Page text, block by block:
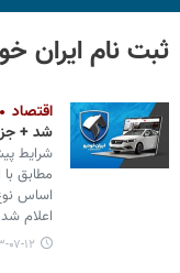
ثبت نام ایران
اقتصاد
شد +
شرایط
مطابق
اساس
اعلام
۱۴۰۳-۰۷-